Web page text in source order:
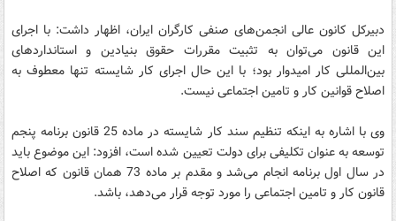
دبیرکل کانون عالی انجمن‌های صنفی کارگران ایران، اظهار داشت: با اجرای
این قانون می‌توان به تثبیت مقررات حقوق بنیادین و استانداردهای
بین‌المللی کار امیدوار بود؛ با این حال اجرای کار شایسته تنها معطوف به
اصلاح قوانین کار و تامین اجتماعی نیست.
وی با اشاره به اینکه تنظیم سند کار شایسته در ماده 25 قانون برنامه پنجم
توسعه به عنوان تکلیفی برای دولت تعیین شده است، افزود: این موضوع باید
در سال اول برنامه انجام می‌شد و مقدم بر ماده 73 همان قانون که اصلاح
قانون کار و تامین اجتماعی را مورد توجه قرار می‌دهد، باشد.